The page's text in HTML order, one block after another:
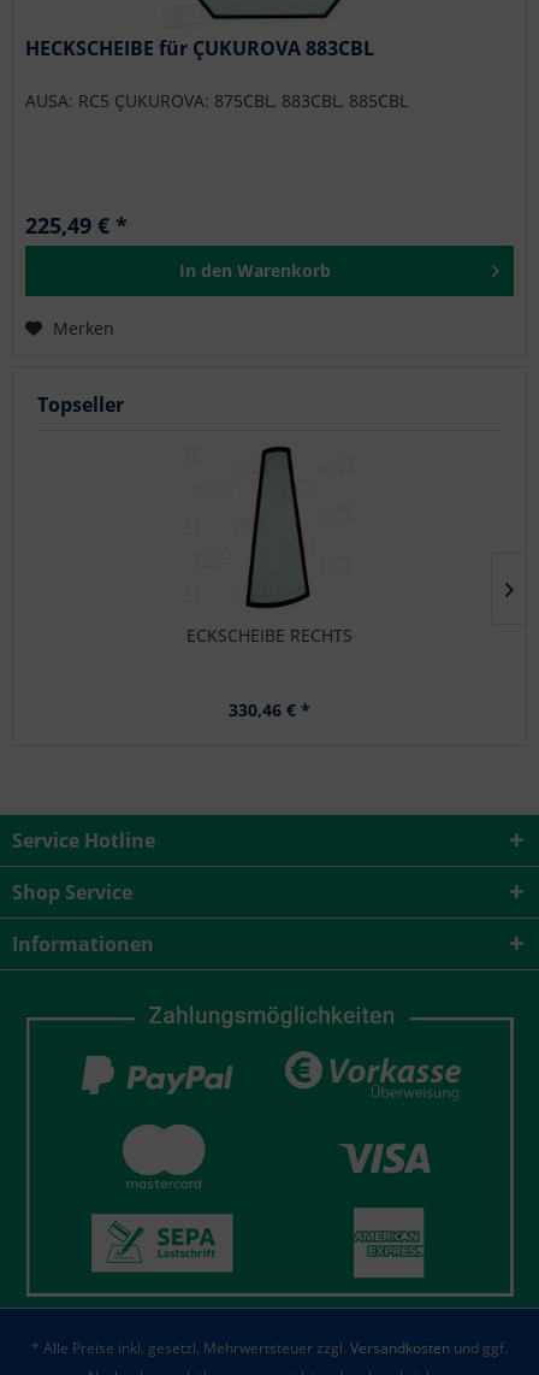
Topseller
ECKSCHEIBE RECHTS
330,46 € *
HECKSCHEIBE für ÇUKUROVA 883CBL
AUSA: RC5 ÇUKUROVA: 875CBL, 883CBL, 885CBL
225,49 € *
In den Warenkorb
Merken
Service Hotline
Shop Service
Informationen
* Alle Preise inkl. gesetzl. Mehrwertsteuer zzgl. Versandkosten und ggf.